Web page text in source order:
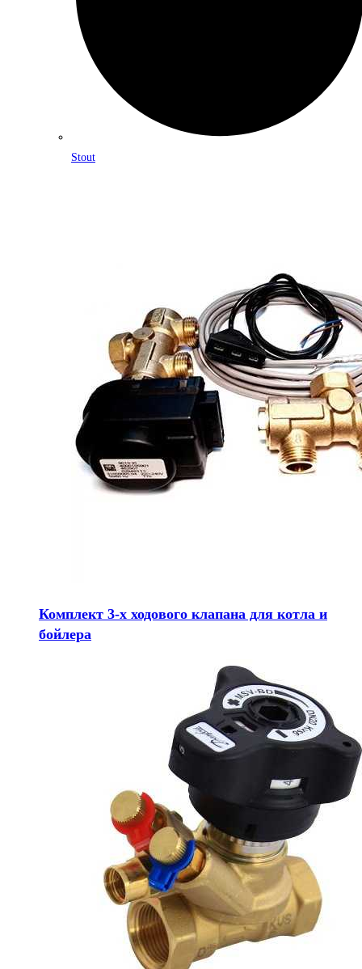
Stout
Комплект 3-х ходового клапана для котла и
бойлера